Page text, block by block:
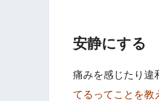
安静にする
痛みを感じたり違
てるってことを教